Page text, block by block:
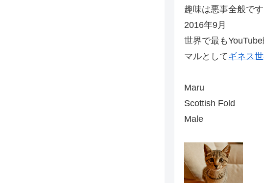
趣味は悪事全般です
2016年9月
世界で最も
マルとしてギネス
Maru
Scottish Fold
Male